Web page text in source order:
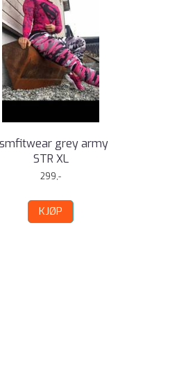
grey army
STR XL
299,-
KJØP